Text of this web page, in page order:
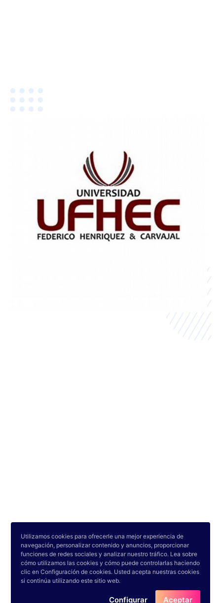
Países • Universidades • Carreras
• Test • Privacidad • Contacto
Utilizamos cookies para ofrecerle una mejor experiencia de
navegación, personalizar contenido y anuncios, proporcionar
funciones de redes sociales y analizar nuestro tráfico. Lea sobre
cómo utilizamos las cookies y cómo puede controlarlas haciendo
clic en Configuración de cookies. Usted acepta nuestras cookies
si continúa utilizando este sitio web.
Configurar Aceptar